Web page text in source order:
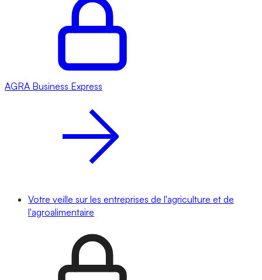
AGRA Business Express
Votre veille sur les entreprises de l'agriculture et de
l'agroalimentaire